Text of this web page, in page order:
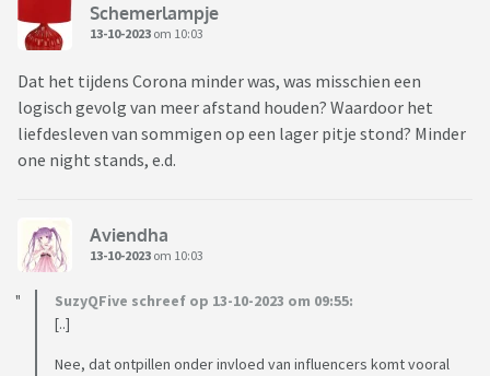
Schemerlampje
13-10-2023 om 10:03
Dat het tijdens Corona minder was, was misschien een
logisch gevolg van meer afstand houden? Waardoor het
liefdesleven van sommigen op een lager pitje stond? Minder
one night stands, e.d.
Aviendha
13-10-2023 om 10:03
SuzyQFive schreef op 13-10-2023 om 09:55:
[..]
Nee, dat ontpillen onder invloed van influencers komt vooral